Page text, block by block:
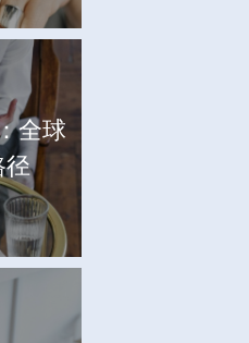
全球
径